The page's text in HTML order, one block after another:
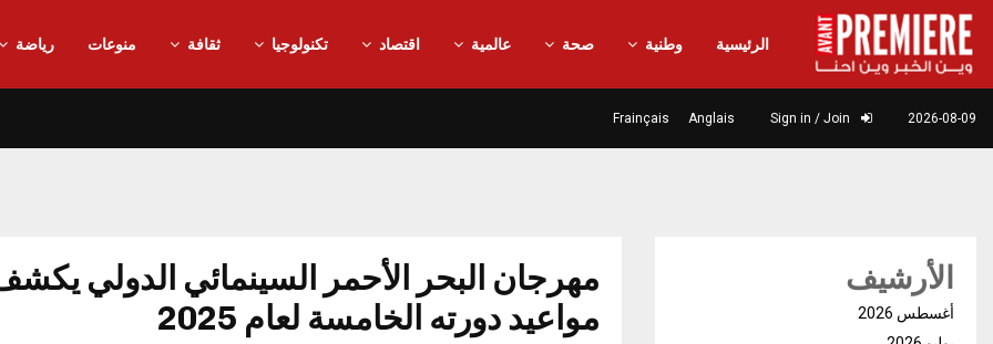
الرئيسية وطنية صحة عالمية اقتصاد تكنولوجيا ثقافة منوعات رياضة
2026-08-09
Anglais
Frainçais
مهرجان البحر الأحمر السينمائي الدولي
مواعيد دورته الخامسة لعام 2025
الأرشيف
أغسطس 2026